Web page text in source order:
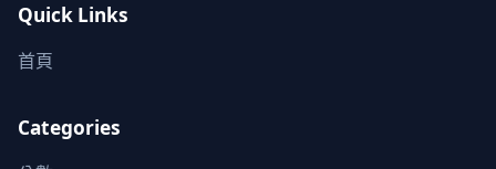
Quick Links
首頁
Categories